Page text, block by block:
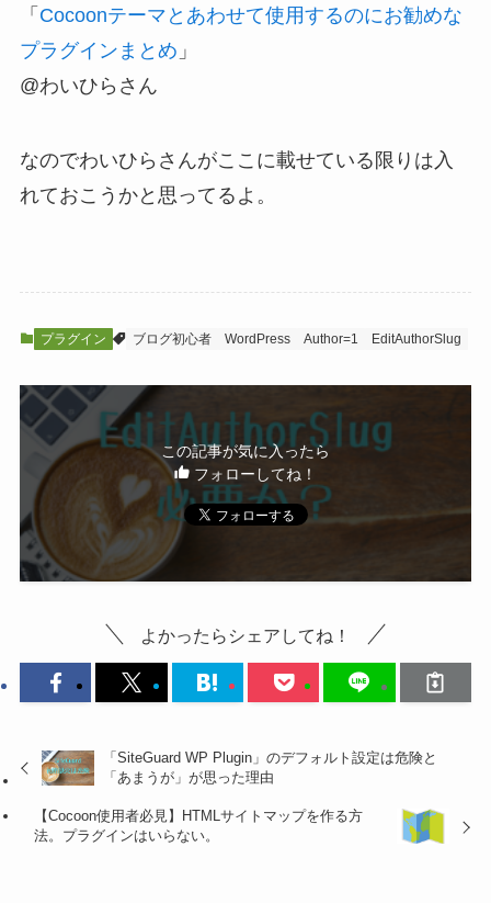
「 Cocoonテーマとあわせて使用するのにお勧めな
プラグインまとめ 」
@わいひらさん
なのでわいひらさんがここに載せている限りは入
れておこうかと思ってるよ。
プラグイン ブログ初心者 WordPress Author=1 EditAuthorSlug
この記事が気に入ったら
フォローしてね！
よかったらシェアしてね！
「SiteGuard WP Plugin」のデフォルト設定は危険と
「あまうが」が思った理由
【Cocoon使用者必見】HTMLサイトマップを作る方
法。プラグインはいらない。